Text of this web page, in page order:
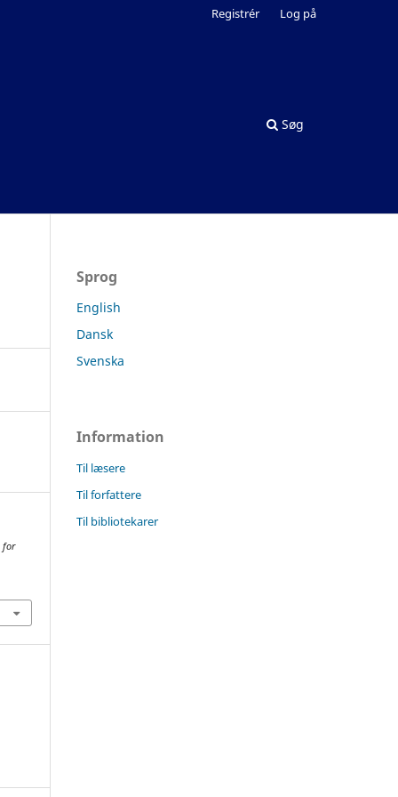
Søg
Registrér Log på
for
Sprog
English
Dansk
Svenska
Information
Til læsere
Til forfattere
Til bibliotekarer